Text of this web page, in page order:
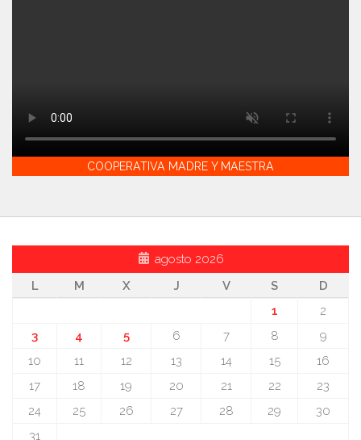
COOPERATIVA MADRE Y MAESTRA
agosto 2026
L
M X J V S
D
1
2
3
4 5 6 7 8
9
10
11 12 13 14 15
16
17
18 19 20 21 22
23
24
25 26 27 28 29
30
31